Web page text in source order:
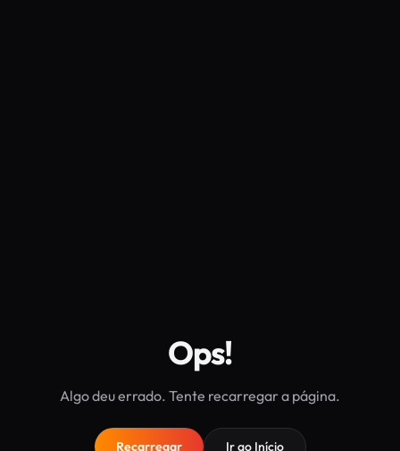
Ops!
Algo deu errado. Tente recarregar a página.
Recarregar Ir ao Início